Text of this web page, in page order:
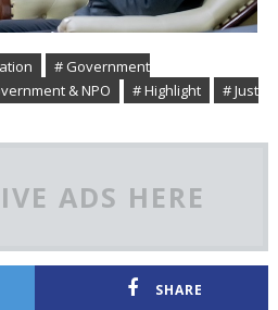
# Government
& NPO # Highlight
# Just
ADS HERE
SHARE